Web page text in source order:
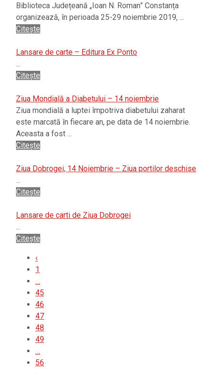
Biblioteca Județeană „Ioan N. Roman” Constanța
organizează, în perioada 25-29 noiembrie 2019, ...
Citește
Lansare de carte – Editura Ex Ponto
...
Citește
Ziua Mondială a Diabetului – 14 noiembrie
Ziua mondială a luptei împotriva diabetului zaharat
este marcată în fiecare an, pe data de 14 noiembrie.
Aceasta a fost ...
Citește
Ziua Dobrogei, 14 Noiembrie – Ziua portilor deschise
...
Citește
Lansare de carti de Ziua Dobrogei
...
Citește
‹
1
…
45
46
47
48
49
…
56